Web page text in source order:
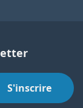
S'inscrire